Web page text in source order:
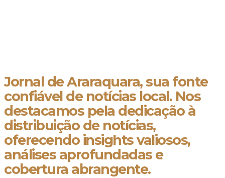
Jornal de Araraquara, sua fonte
confiável de notícias local. Nos
destacamos pela dedicação à
distribuição de notícias,
oferecendo insights valiosos,
análises aprofundadas e
cobertura abrangente.